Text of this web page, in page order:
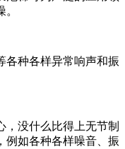
各种各样异常响声和振
，没什么比得上无节制
例如各种各样噪音、振